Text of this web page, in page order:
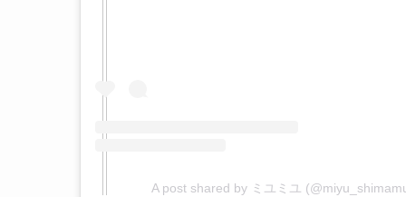
A post shared by ミユミユ